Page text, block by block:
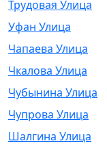
Трудовая Улица
Уфан Улица
Чапаева Улица
Чкалова Улица
Чубынина Улица
Чупрова Улица
Шалгина Улица